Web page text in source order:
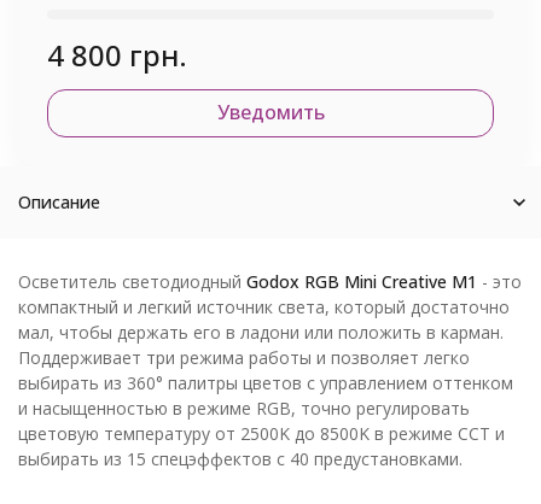
4 800 грн.
Уведомить
Описание
Осветитель светодиодный Godox RGB Mini Creative M1 - это
компактный и легкий источник света, который достаточно
мал, чтобы держать его в ладони или положить в карман.
Поддерживает три режима работы и позволяет легко
выбирать из 360° палитры цветов с управлением оттенком
и насыщенностью в режиме RGB, точно регулировать
цветовую температуру от 2500K до 8500K в режиме CCT и
выбирать из 15 спецэффектов с 40 предустановками.